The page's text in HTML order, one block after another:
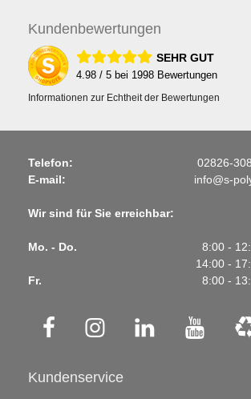
Kundenbewertungen
SEHR GUT
4.98 / 5 bei 1998 Bewertungen
Informationen zur Echtheit der Bewertungen
Telefon:
02826-
E-mail:
info@s-
Wir sind für Sie erreichbar:
Mo. - Do.
8:00 -
14:00 -
Fr.
8:00 -
Kundenservice